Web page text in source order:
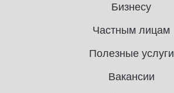
Бизнесу
Частным лицам
Полезные услуги
Вакансии